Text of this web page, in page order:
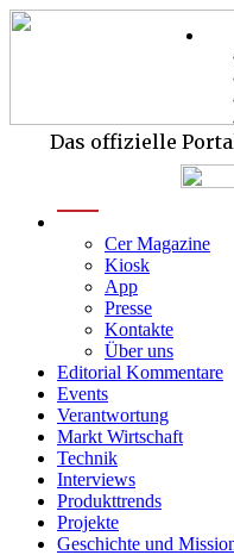
Das offizielle
Cer Magazine
Kiosk
App
Presse
Kontakte
Über uns
Editorial Kommentare
Events
Verantwortung
Markt Wirtschaft
Technik
Interviews
Produkttrends
Projekte
Geschichte und